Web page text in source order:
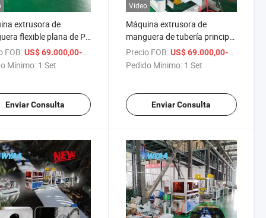
extrusora de
flexible plana de PE
de agua
Hwyaa
FOB: US$ 69.000,00-70.000,00
/ Set
Mínimo: 1 Set
Enviar Consulta
Vídeo
Máquina extrusora de
manguera de tubería principal
de salida de agua
preinstalada Hwyaa
Precio FOB: US$ 69.000,00-70.000,00
Pedido Mínimo: 1 Set
Enviar Consulta